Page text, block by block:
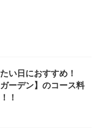
い日におすすめ！
ガーデン】のコース料
！